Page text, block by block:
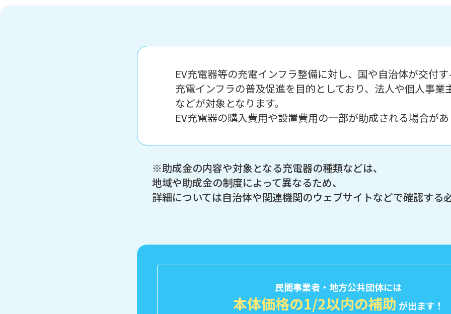
EV充電器等の充電インフラ整備に対し、国や自治体が交付
充電インフラの普及促進を目的としており、法人や個人事業
などが対象となります。
EV充電器の購入費用や設置費用の一部が助成される場合が
※助成金の内容や対象となる充電器の種類などは、
地域や助成金の制度によって異なるため、
詳細については自治体や関連機関のウェブサイトなどで確認する
民間事業者・地方公共団体には
本体価格の1/2以内の補助 が出ます！